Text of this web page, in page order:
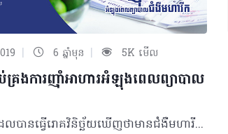
| 6 ឆ្នាំមុន | 5K មើល
គ្រងការញ៉ាំអាហារអំឡុងពេលព្យាបាល
ចំពោះអ្នកជំងឺដែលបានធ្វើរោគវិនិច្ឆ័យឃើញថាមានជំងឺមហារីក អាចប្រឈមនឹងអាការៈអស់កម្លាំង បាត់បង់ចំណង់អាហារ ស្រកទម្ងន់ ការផ្លាស់ប្តូររសជាតិ ចង្អោរ ដំបៅមាត់ ឬបំពង់ក និងពិបាកដកដង្ហើមជាដើម។ ជាក់ស្ដែង របបអាហារ និងការរក្សាទម្ងន់នឹងជួយអ្នកជំងឺមហារីកឲ្យរក្សាបាននូវថាមពល និងកម្លាំង ហើយវាថែមទាំងជួយដល់ការព្យាបាលមហារីករបស់ពួកគេឲ្យកាន់តែល្អប្រសើរឡើងផងដែរ។ សំណួរ៖ តើគួរគ្រប់គ្រងបញ្ហាមួយចំនួនដែលកើតមានឡើងអំឡុងពេលព្យាបាលមហារីកដោយរបៀបណា? ចម្លើយ៖ ការគ្រប់គ្រង និងដំណោះស្រាយអាចមានផ្សេងៗគ្នាទៅតាមបញ្ហាដែលកើតមានដូចជា៖ ១. ការថយចុះចំណង់អាហារ • គួរទទួលទានអាហារតិចៗឲ្យបានញឹកញាប់ និងអាហារសម្រន់ដែលសម្បូរដោយកាល់ឡូរី និងប្រូតេអុីនខ្ពស់។ • ធ្វើឲ្យរាល់អាហារដែលអ្នកញ៉ាំអាចរាប់បាន ដោយត្រូវកាត់បន្ថយអាហារមានកាល់ឡូរីទាប និងជាតិទឹក ឧទាហរណ៍ អ្នកអាចញ៉ាំស៊ុបប្រភេទក្រែម ជំនួសប្រភេទស៊ុបជាទឹកធម្មតា។ • ទទួលទាននៅពេលអ្នកឃ្លានខ្លាំង៖ ប្រសិនអ្នកមានថាមពលច្រើន និងឃ្លានខ្លាំងនៅពេលព្រឹកអ្នកគួរញ៉ាំអាហារពេលព្រឹកឲ្យបានច្រើន ហើយអាចទទួលទានអាហារបន្ទាប់បន្សំ និងអាហារសម្រន់បន្តឲ្យបានពេញមួយថ្ងៃ។ ២. អស់កម្លាំង (ចុះខ្សោយ) • ជ្រើសរើសអាហារងាយៗដូចជា អាហារក្លាសេ ឬអាហារស្រាប់ដើម្បីជួយឲ្យការរៀបចំអាហារកាន់តែងាយស្រួល និងធ្វើឲ្យអ្នកមានថាមពលក្នុងការញ៉ាំ។ • ទុកឲ្យគ្រួសារ ឬមិត្តភក្តិជួយធ្វើអាហារដែលអ្នកចូលចិត្ត ឬចេញទៅញ៉ាំនៅខាងក្រៅ និងត្រូវកុម៉្មង់តិច ឬតែពាក់កណ្តាល។ • ជ្រើសរើសប្រភេទអាហារទន់ៗ ឬមានជាតិទឹកដែលតម្រូវឲ្យប្រើកម្លាំងតិចក្នុងការទំពារ ឬលេប។ ៣. ការផ្លាស់ប្តូររសជាតិ • ព្យាយាមលាងសម្អាតមាត់របស់អ្នកជាមួយនឹងម្សៅសូដា និងទឹក (១/៤ស្លាបព្រាក្នុងទឹកមួយពែង) មុនពេលទទួលទានអាហារ។ • សាកល្បងភ្លក់អាហារដែលមានរសជាតិស្រាលៗដូចជា ល្បាយដំឡូងបារាំង (mashed potatoes) នំបុ័ង និងប័រ បង្អែមមានក្រែមច្រើន (pudding) ធញ្ញជាតិប្រភេទក្តៅ (hot cereals) បាយ ផាស្តា ឬគុយទាវ និងទឹកដោះគោ។ • សាកល្បងប្រឡាក់សាច់ជាមួយទឹកស៊ីអុីវ ឬទឹកផ្លែឈើផ្អែម។ • ប្រសិនអ្នកជក់បារី សូមបញ្ឈប់ការជក់ នោះវានឹងធ្វើឲ្យរសជាតិអាហាររបស់អ្នកកាន់តែប្រសើរ និងអាចជួយឲ្យឡើងគីឡូ រួមទាំងអនុគ្រោះដល់ការព្យាបាលឲ្យបានកាន់តែល្អ។ ៤. ពិបាកទំពារ ឬលេប • ចៀសវាងអាហារដែលមានជាតិអាស៊ីត ក្តៅពេក ឬត្រជាក់ពេក ហឹរពេករឹង ឬស្ងួតពេក។ • សម្រាប់អ្នកមានដំបៅមាត់ អាចជ្រើសរើសអាហារទន់ មានជាតិក្រែមដូចជា ស៊ុបប្រភេទក្រែម (cream soups) បង្អែមធ្វើពីទឹកដោះគោ និងស៊ុត (custard) បង្អែមមានក្រែមច្រើន (pudding) បង្អែមតៅហ៊ូ ទឹកដោះគោក្រឡុក និងធញ្ញជាតិប្រភេទក្តៅ (hot cereals)។ • លេបថ្នាំបំបាត់ការឈឺចាប់មុនពេលទទួលទានអាហារ តាមវេជ្ជបញ្ជាគ្រូពេទ្យរបស់អ្នក។ • សម្រាប់អ្នកមាត់ស្ងួត អាចញ៉ាំអាហារទន់ និងមានជាតិទឹកដូចជា សាំងវិចដែលមានសម្បកនំបុ័ង និងគ្រឿងផ្សំទន់ៗ ផាស្តាជាមួយទឹកជ្រលក់សម្ល ស៊ុតចៀន សាឡាដប៉េងប៉ោះ ឈីសពណ៌សធ្វើពីទឹកដោះគោ សាឡាដផ្លែឈើនិងនំបុ័ងអាំងបែបបារាំង។ • ញ៉ាំទឹកពី ៨-១០ កែវជារៀងរាល់ថ្ងៃ ហើយកាត់បន្ថយការទទួលទានកាហ្វេ តែ និងភេសជ្ជៈកូកាព្រោះវាធ្វើឲ្យកាន់តែស្ងួត។ ៥. ចង្អោរ • ទទួលទានជាតិទឹកតិចៗឲ្យបានញឹកញាប់ជាប្រចាំថ្ងៃ ក្នុងកម្រិត ៨-១០ កែវជារៀងរាល់ថ្ងៃហើយជម្រើសដ៏ល្អគឺ ភេសជ្ជៈដែលមានជាតិខ្ញី ទឹកស៊ុប ឬការ៉េមផ្លែឈើ។ • ញ៉ាំអាហារប្រភេទម្សៅស្ងួតរាល់ ១-២ម៉ោងម្តងតាមដែលអាចទៅរួច ដោយអ្នកអាចសាកល្បងនំស្រួយ នំបុ័ងអាំង នំបុ័ងដុត ធញ្ញជាតិបែបស្ងួត បាយ ឬដូណាត់។ • លេបថ្នាំបំបាត់អាការៈចង្អោរតាមវេជ្ជបញ្ជាគ្រូពេទ្យ។ អនុវត្តតាមការណែនាំខាងលើ នោះអ្នកនឹងមានអារម្មណ៍កាន់តែប្រសើរ! បកស្រាយដោយ៖ វេជ្ជបណ្ឌិត Turobova Tatiana ឯកទេសជំងឺមហារីកកុមារនៃមន្ទីរពេទ្យសាកលវិទ្យាល័យអន្តរជាតិសែនសុខ អត្ថបទ៖ ដកស្រង់ចេញពីទស្សនាវដ្ដី ហេលស៍ថាម ប្រូ​ លេខ ៨៤ 2019 រក្សាសិទ្ធិគ្រប់យ៉ាង​ដោយ Healthtime Corporation ចំពោះគ្រប់អត្ថបទដោយគ្មានផ្នែកណាមួយត្រូវបោះពុម្ពផ្សាយចូលប្រព័ន្ធអុីនធឺណែតឧបករណ៍អេឡិចត្រូនិកអាត់ជាសំឡេងឬថតចំលងគ្រប់រូបភាពដោយគ្មានការអនុញ្ញាតឡើយ